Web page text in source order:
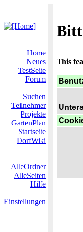
Home
Neues
TestSeite
Forum
Suchen
Teilnehmer
Projekte
GartenPlan
Startseite
DorfWiki
AlleOrdner
AlleSeiten
Hilfe
Einstellungen
This